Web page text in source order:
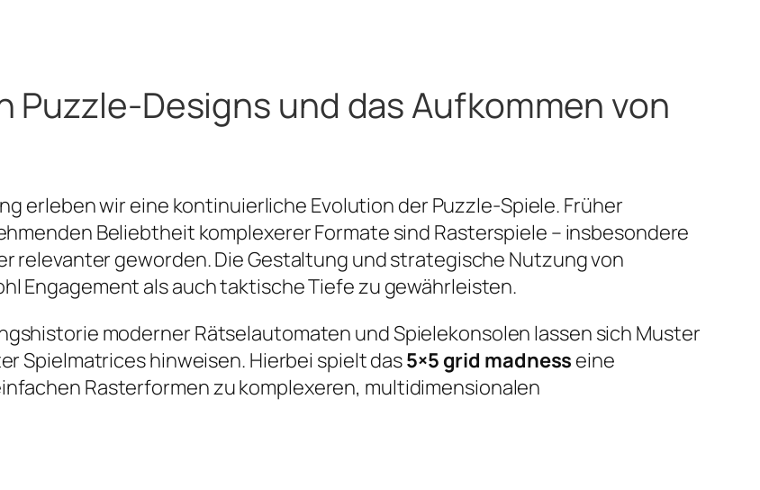
Puzzle-Designs und das Aufkommen von
erleben wir eine kontinuierliche Evolution der Puzzle-Spiele. Früher
Beliebtheit komplexerer Formate sind Rasterspiele – insbesondere
relevanter geworden. Die Gestaltung und strategische Nutzung von
Engagement als auch taktische Tiefe zu gewährleisten.
moderner Rätselautomaten und Spielekonsolen lassen sich Muster
Spielmatrices hinweisen. Hierbei spielt das5×5 grid madness eine
Rasterformen zu komplexeren, multidimensionalen